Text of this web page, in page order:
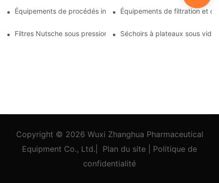
Équipements de procédés industriels : des innovations qui
Équipements de filtration et
Filtres Nutsche sous pression : Applications dans les industries
Séchoirs à plateaux sous
Copyright © 2026 Wuxi Zhanghua Pharmaceutical
Equipment Co., Ltd.
Plan du site Politique de
confidentialité